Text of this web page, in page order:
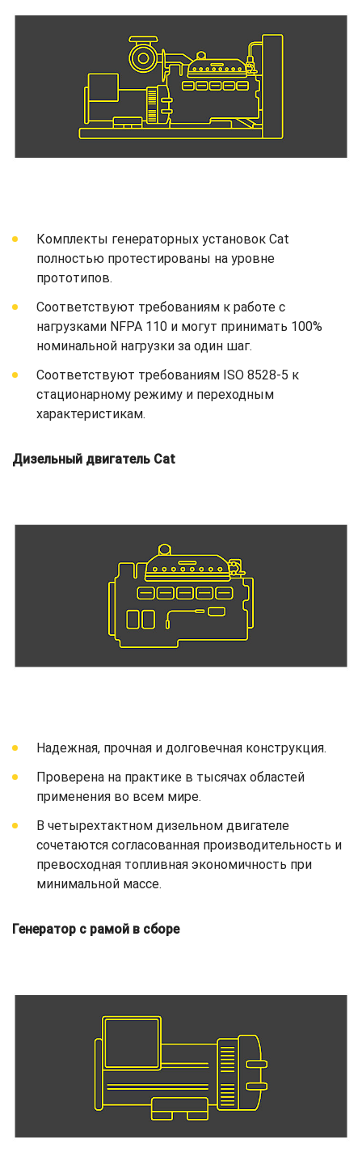
Комплекты генераторных установок Cat
полностью протестированы на уровне
прототипов.
Соответствуют требованиям к работе с
нагрузками NFPA 110 и могут принимать 100%
номинальной нагрузки за один шаг.
Соответствуют требованиям ISO 8528-5 к
стационарному режиму и переходным
характеристикам.
Дизельный двигатель Cat
Надежная, прочная и долговечная конструкция.
Проверена на практике в тысячах областей
применения во всем мире.
В четырехтактном дизельном двигателе
сочетаются согласованная производительность и
превосходная топливная экономичность при
минимальной массе.
Генератор с рамой в сборе